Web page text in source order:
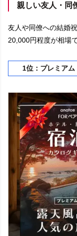
親しい友人・同
友人や同僚への結婚
20,000円程度が相場で
1位：プレミア